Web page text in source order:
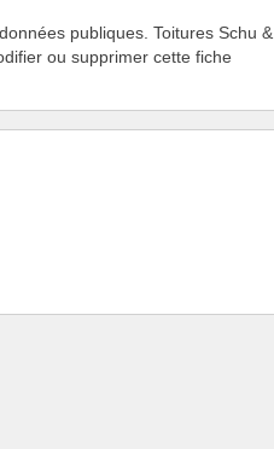
publiques. Toitures Schu &
ou supprimer cette fiche